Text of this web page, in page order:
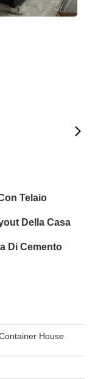
Telaio
Della Casa
Di Cemento
House